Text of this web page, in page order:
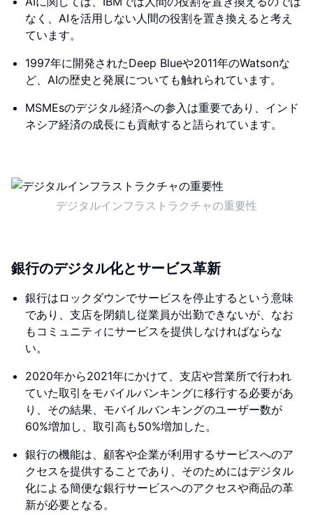
なく、AIを活用しない人間の役割を置き換えると考え
ています。
1997年に開発されたDeep Blueや2011年のWatsonな
ど、AIの歴史と発展についても触れられています。
MSMEsのデジタル経済への参入は重要であり、インド
ネシア経済の成長にも貢献すると語られています。
デジタルインフラストラクチャの重要性
銀行のデジタル化とサービス革新
銀行はロックダウンでサービスを停止するという意味
であり、支店を閉鎖し従業員が出勤できないが、なお
もコミュニティにサービスを提供しなければならな
い。
2020年から2021年にかけて、支店や営業所で行われ
ていた取引をモバイルバンキングに移行する必要があ
り、その結果、モバイルバンキングのユーザー数が
60%増加し、取引高も50%増加した。
銀行の機能は、顧客や企業が利用するサービスへのア
クセスを提供することであり、そのためにはデジタル
化による簡便な銀行サービスへのアクセスや商品の革
新が必要となる。